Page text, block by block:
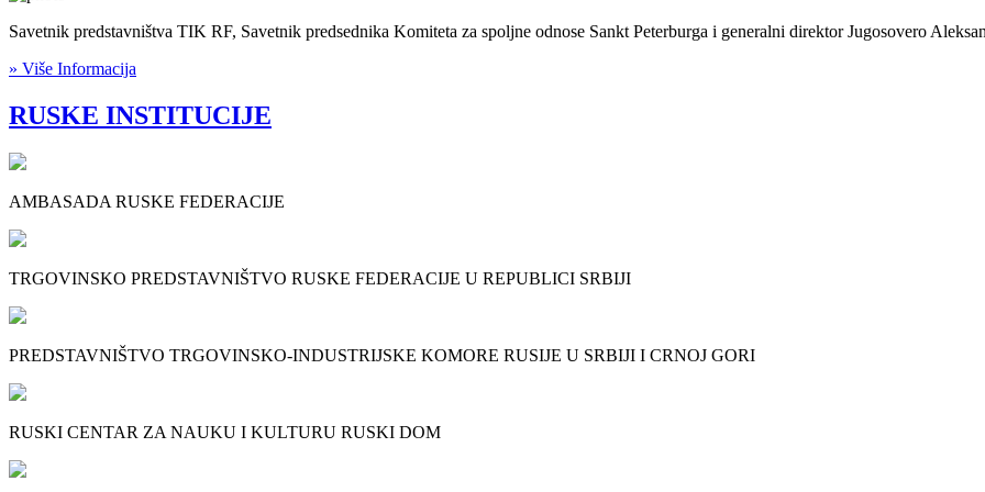
Savetnik predstavništva TIK RF, Savetnik predsednika Komiteta za spoljne odnose Sankt Peterburga i generalni direktor Jugosovero
» Više Informacija
RUSKE INSTITUCIJE
AMBASADA RUSKE FEDERACIJE
TRGOVINSKO PREDSTAVNIŠTVO RUSKE FEDERACIJE U REPUBLICI SRBIJI
PREDSTAVNIŠTVO TRGOVINSKO-INDUSTRIJSKE KOMORE RUSIJE U SRBIJI I CRNOJ GORI
RUSKI CENTAR ZA NAUKU I KULTURU RUSKI DOM